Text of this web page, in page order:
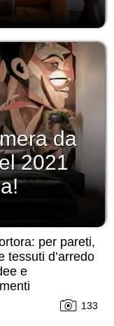
da
2021
per pareti,
tessuti d’arredo
e
133